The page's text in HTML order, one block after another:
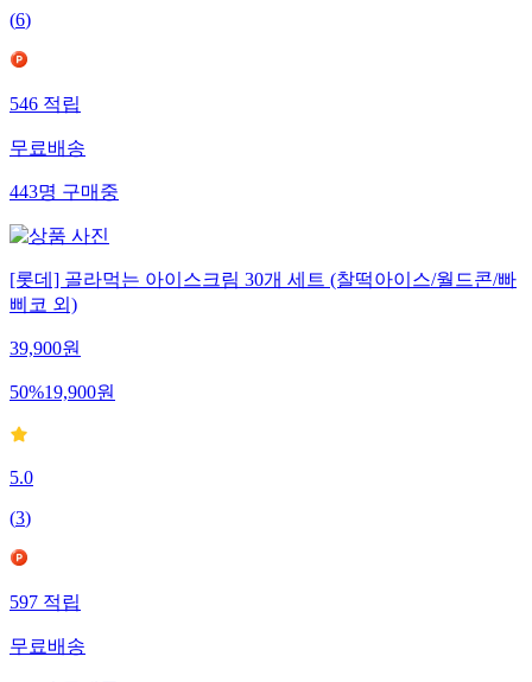
(6)
546적립
무료배송
443명구매중
[롯데] 골라먹는 아이스크림 30개 세트 (찰떡아이스/월드콘/빠
삐코 외)
39,900원
50%19,900원
5.0
(3)
597적립
무료배송